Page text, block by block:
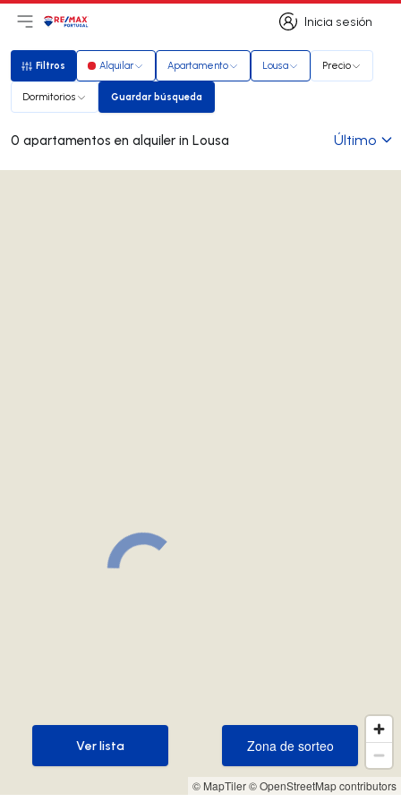
Inicia sesión
Inicia sesión
Abrir el menú principal
Logotipo
Filtros
Filtros Alquilar Apartamento Lousa Precio
Dormitorios Guardar búsqueda
Guardar búsqueda
0 apartamentos en alquiler in Lousa Último
© MapTiler© OpenStreetMap contributors
Zona de sorteo
Zona de sorteo
Ver lista
Ver lista